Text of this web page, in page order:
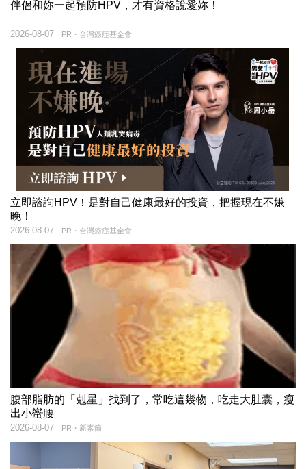
伴侶和妳一起預防HPV，才有資格說愛妳！
PR・台灣癌症基金會
2026-08-07
立即諮詢HPV！是對自己健康最好的投資，把握現在不嫌
晚！
PR・台灣癌症基金會
2026-08-07
腹部脂肪的「剋星」找到了，常吃這幾物，吃走大肚囊，瘦
出小蠻腰
PR・新素簡
2026-08-07